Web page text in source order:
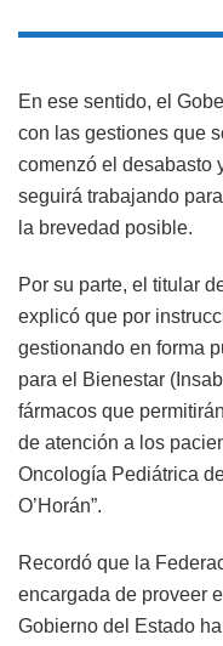
En ese sentido, el
con las gestiones que
comenzó el desabasto
seguirá trabajando
la brevedad posible.
Por su parte, el titular
explicó que por
gestionando en forma
para el Bienestar
fármacos que
de atención a los
Oncología Pediátrica
O’Horán”.
Recordó que la
encargada de proveer
Gobierno del Estado